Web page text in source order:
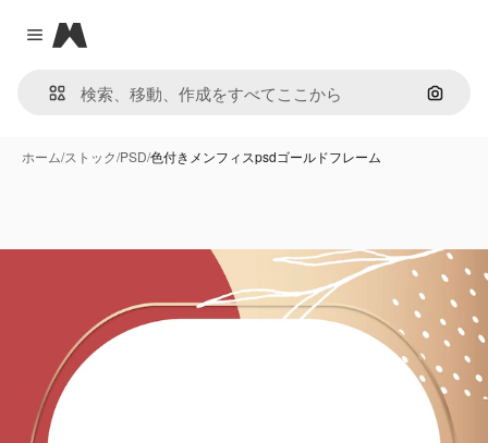
Close menu
Magnific
画像で
ホーム/ストック/PSD/色付きメンフィスpsdゴールドフレーム